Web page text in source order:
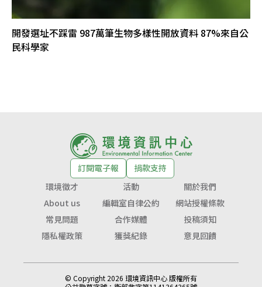
開發選址不踩雷 987萬筆生物多樣性開放資料 87%來自公
民科學家
訂閱電子報
捐款支持
環境徵才
活動
關於我們
About us
編輯室自律公約
網站授權條款
常見問題
合作媒體
投稿須知
隱私權政策
獲獎紀錄 意見回饋
© Copyright 2026 環境資訊中心 版權所有